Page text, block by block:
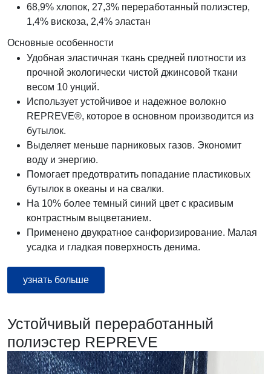
68,9% хлопок, 27,3% переработанный полиэстер,
1,4% вискоза, 2,4% эластан
Основные особенности
Удобная эластичная ткань средней плотности из
прочной экологически чистой джинсовой ткани
весом 10 унций.
Использует устойчивое и надежное волокно
REPREVE®, которое в основном производится из
бутылок.
Выделяет меньше парниковых газов. Экономит
воду и энергию.
Помогает предотвратить попадание пластиковых
бутылок в океаны и на свалки.
На 10% более темный синий цвет с красивым
контрастным выцветанием.
Применено двукратное санфоризирование. Малая
усадка и гладкая поверхность денима.
узнать больше
Устойчивый переработанный
полиэстер REPREVE